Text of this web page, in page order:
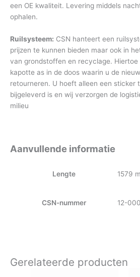
een OE kwaliteit. Levering middels
ophalen.
Ruilsysteem: CSN hanteert een
prijzen te kunnen bieden maar ook in
van grondstoffen en recyclage. Hiertoe
kapotte as in de doos waarin u de
retourneren. U hoeft alleen een sticker
bijgeleverd is en wij verzorgen de
milieu
Aanvullende informatie
Lengte 1579
CSN-nummer 12-
Gerelateerde producten